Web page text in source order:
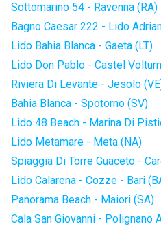
Sottomarino 54 - Ravenna (RA)
Bagno Caesar 222 - Lido
Lido Bahia Blanca - Gaeta (LT)
Lido Don Pablo - Castel
Riviera Di Levante - Jesolo
Bahia Blanca - Spotorno (SV)
Lido 48 Beach - Marina Di
Lido Metamare - Meta (NA)
Spiaggia Di Torre Guaceto -
Lido Calarena - Cozze - Bari
Panorama Beach - Maiori (SA)
Cala San Giovanni - Polignano